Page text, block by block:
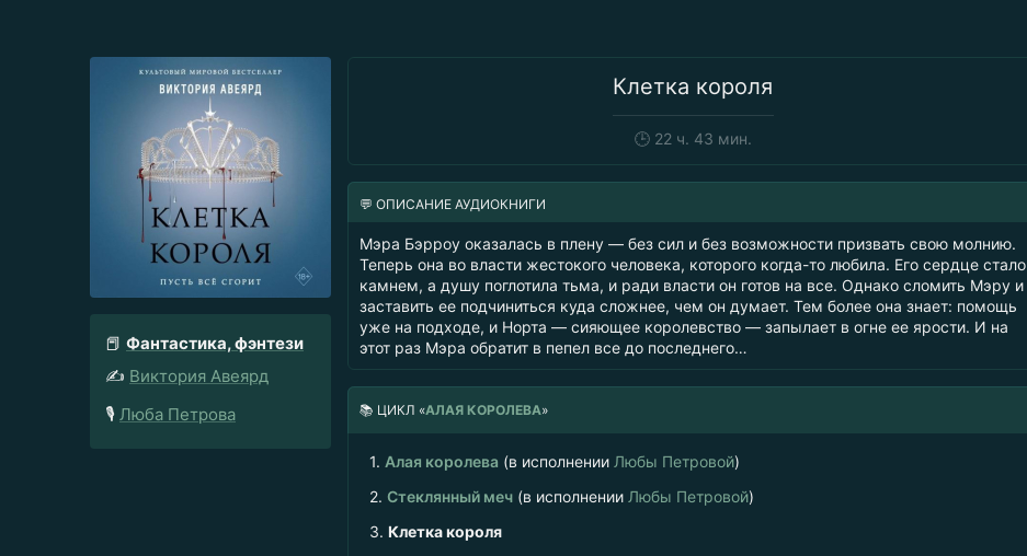
Клетка короля
🕒22 ч. 43 мин.
📕 Фантастика, фэнтези
✍️ Виктория Авеярд
🎙️ Люба Петрова
💬 ОПИСАНИЕ АУДИОКНИГИ
Мэра Бэрроу оказалась в плену — без сил и без возможности призвать свою молнию.
Теперь она во власти жестокого человека, которого когда-то любила. Его сердце стало
камнем, а душу поглотила тьма, и ради власти он готов на все. Однако сломить Мэру и
заставить ее подчиниться куда сложнее, чем он думает. Тем более она знает: помощь
уже на подходе, и Норта — сияющее королевство — запылает в огне ее ярости. И на
этот раз Мэра обратит в пепел все до последнего…
📚 ЦИКЛ «АЛАЯ КОРОЛЕВА»
1. Алая королева (в исполнении Любы Петровой)
2. Стеклянный меч (в исполнении Любы Петровой)
3. Клетка короля